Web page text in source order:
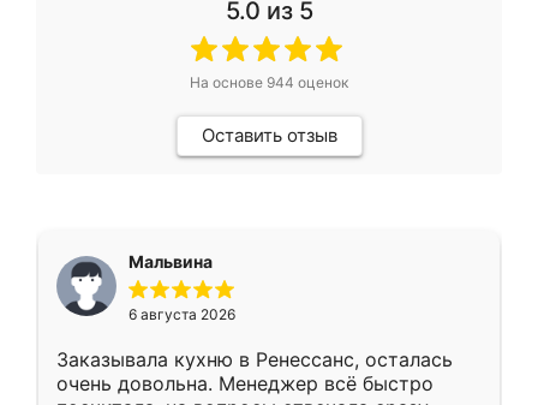
5.0 из 5
На основе 944 оценок
Оставить отзыв
Мальвина
6 августа 2026
Заказывала кухню в Ренессанс, осталась
очень довольна. Менеджер всё быстро